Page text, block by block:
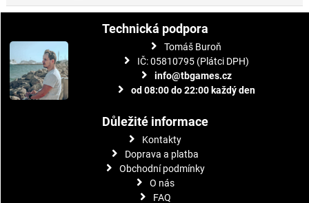
Technická podpora
Tomáš Buroň
IČ: 05810795 (Plátci DPH)
info@tbgames.cz
od 08:00 do 22:00 každý den
Důležité informace
Kontakty
Doprava a platba
Obchodní podmínky
O nás
FAQ